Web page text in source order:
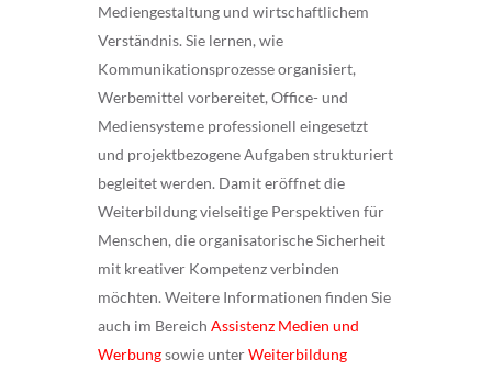
Mediengestaltung und wirtschaftlichem
Verständnis. Sie lernen, wie
Kommunikationsprozesse organisiert,
Werbemittel vorbereitet, Office- und
Mediensysteme professionell eingesetzt
und projektbezogene Aufgaben strukturiert
begleitet werden. Damit eröffnet die
Weiterbildung vielseitige Perspektiven für
Menschen, die organisatorische Sicherheit
mit kreativer Kompetenz verbinden
möchten. Weitere Informationen finden Sie
auch im Bereich Assistenz Medien und
Werbungsowie unterWeiterbildung